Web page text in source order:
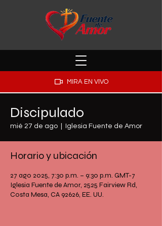
MIRA EN VIVO
Discipulado
mié 27 de ago Iglesia Fuente de Amor
Horario y ubicación
27 ago 2025, 7:30 p.m. – 9:30 p.m. GMT-7
Iglesia Fuente de Amor, 2525 Fairview Rd,
Costa Mesa, CA 92626, EE. UU.